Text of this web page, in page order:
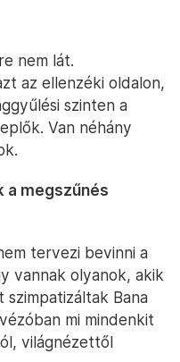
nem lát.
az ellenzéki oldalon,
szinten a
Van néhány
a megszűnés
tervezi bevinni a
vannak olyanok, akik
Bana
mi mindenkit
világnézettől